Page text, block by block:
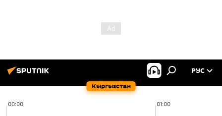
Кыргызстан
РУС
00:00 01:00